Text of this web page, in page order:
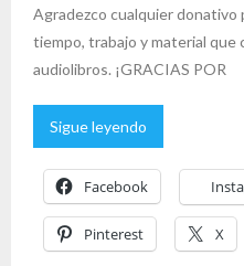
Agradezco cualquier donativo
tiempo, trabajo y material que
audiolibros. ¡GRACIAS POR
Sigue leyendo
Facebook
Pinterest X